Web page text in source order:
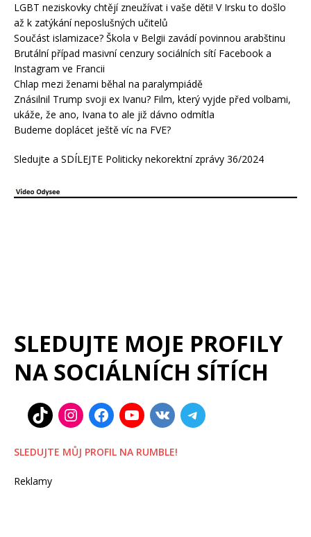
LGBT neziskovky chtějí zneužívat i vaše děti! V Irsku to došlo
až k zatýkání neposlušných učitelů
Součást islamizace? Škola v Belgii zavádí povinnou arabštinu
Brutální případ masivní cenzury sociálních sítí Facebook a
Instagram ve Francii
Chlap mezi ženami běhal na paralympiádě
Znásilnil Trump svoji ex Ivanu? Film, který vyjde před volbami,
ukáže, že ano, Ivana to ale již dávno odmítla
Budeme doplácet ještě víc na FVE?
Sledujte a SDÍLEJTE Politicky nekorektní zprávy 36/2024
SLEDUJTE MOJE PROFILY
NA SOCIÁLNÍCH SÍTÍCH
SLEDUJTE MŮJ PROFIL NA RUMBLE!
Reklamy